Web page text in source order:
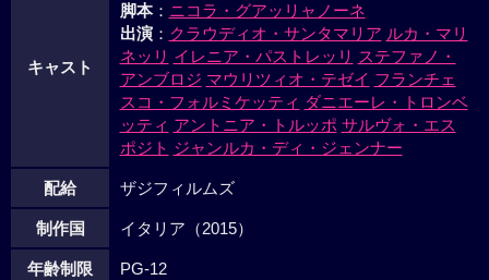
キャスト
脚本： ニコラ・グアッリャノーネ
出演： クラウディオ・サンタマリア ルカ・マリ
ネッリ イレニア・パストレッリ ステファノ・
アンブロジ マウリツィオ・テゼイ フランチェ
スコ・フォルミケッティ ダニエーレ・トロンベ
ッティ アントニア・トルッポ サルヴォ・エス
ポジト ジャンルカ・ディ・ジェンナー
配給 ザジフィルムズ
制作国 イタリア（2015）
年齢制限 PG-12